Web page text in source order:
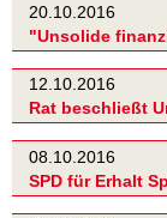
20.10.2016
"Unsolide
12.10.2016
Rat beschließt
08.10.2016
SPD für Erhalt